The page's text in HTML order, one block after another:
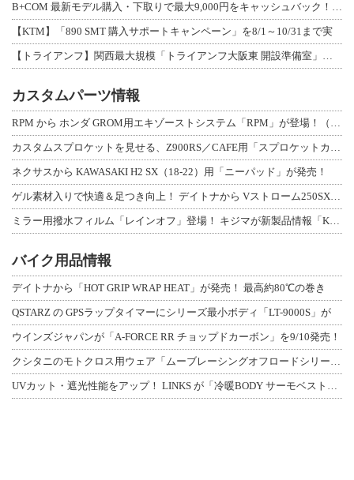
B+COM 最新モデル購入・下取りで最大9,000円をキャッシュバック！「B+F
【KTM】「890 SMT 購入サポートキャンペーン」を8/1～10/31まで実
【トライアンフ】関西最大規模「トライアンフ大阪東 開設準備室」がオープン！ 限定
カスタムパーツ情報
RPM から ホンダ GROM用エキゾーストシステム「RPM」が登場！（動画あり
カスタムスプロケットを見せる、Z900RS／CAFE用「スプロケットカバーフルキ
ネクサスから KAWASAKI H2 SX（18-22）用「ニーパッド」が発売！
ゲル素材入りで快適＆足つき向上！ デイトナから Vストローム250SX用「快適ロ
ミラー用撥水フィルム「レインオフ」登場！ キジマが新製品情報「KIJIMA NE
バイク用品情報
デイトナから「HOT GRIP WRAP HEAT」が発売！ 最高約80℃の巻き
QSTARZ の GPSラップタイマーにシリーズ最小ボディ「LT-9000S」が
ウインズジャパンが「A-FORCE RR チョップドカーボン」を9/10発売！
クシタニのモトクロス用ウェア「ムーブレーシングオフロードシリーズ」3アイテムが登
UVカット・遮光性能をアップ！ LINKS が「冷暖BODY サーモベスト」改良